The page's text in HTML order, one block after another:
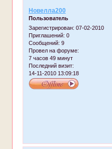
Новелла200
Пользователь
Зарегистрирован: 07-02-2010
Приглашений: 0
Сообщений: 9
Провел на форуме:
7 часов 49 минут
Последний визит:
14-11-2010 13:09:18